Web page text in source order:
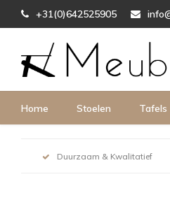
+31(0)642525905
Home Stoelen Tafels
Duurzaam & Kwalitatief